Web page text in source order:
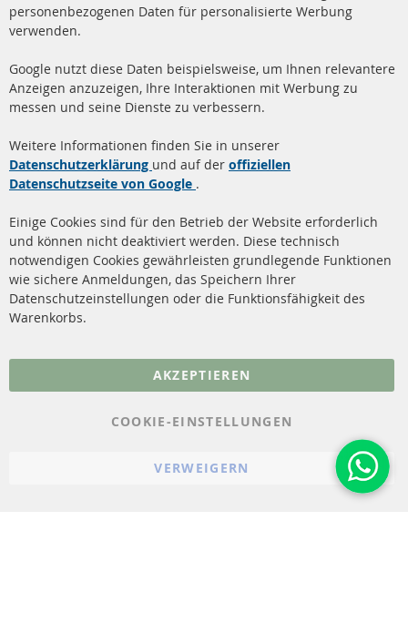
Mo-Do: 09-17 Uhr, Fr 09-16 Uhr
info@contra-automotive.de
facebook
instagram
Quick Links
Dieselpartikelfilter (DPF)
Dieselpartikelfilter
Katalysator (KAT)
Sensoren
FAQ
Kundenservice
Über uns
Versandkosten
Kontakt
Vertrag widerrufen
personenbezogenen Daten für personalisierte Werbung
verwenden.
Google nutzt diese Daten beispielsweise, um Ihnen relevantere
Anzeigen anzuzeigen, Ihre Interaktionen mit Werbung zu
messen und seine Dienste zu verbessern.
Weitere Informationen finden Sie in unserer
Datenschutzerklärung und auf der offiziellen
Datenschutzseite von Google .
Einige Cookies sind für den Betrieb der Website erforderlich
und können nicht deaktiviert werden. Diese technisch
notwendigen Cookies gewährleisten grundlegende Funktionen
wie sichere Anmeldungen, das Speichern Ihrer
Datenschutzeinstellungen oder die Funktionsfähigkeit des
Warenkorbs.
AKZEPTIEREN
COOKIE-EINSTELLUNGEN
VERWEIGERN